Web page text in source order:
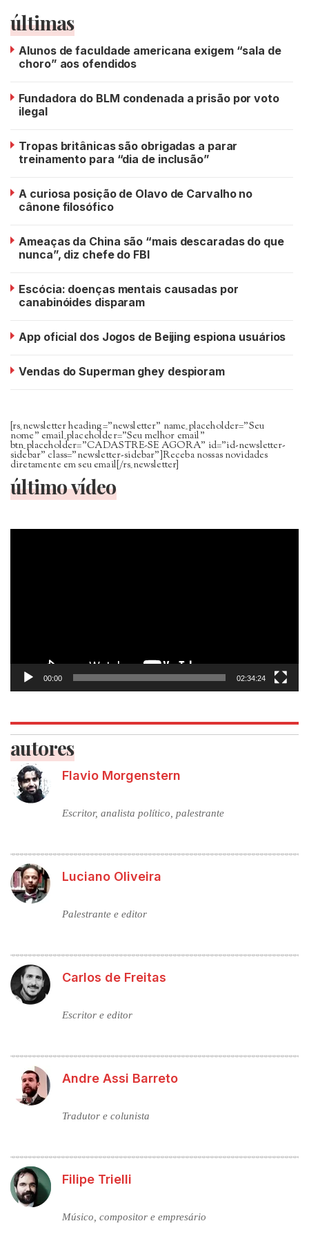
últimas
Alunos de faculdade americana exigem “sala de
choro” aos ofendidos
Fundadora do BLM condenada a prisão por voto
ilegal
Tropas britânicas são obrigadas a parar
treinamento para “dia de inclusão”
A curiosa posição de Olavo de Carvalho no
cânone filosófico
Ameaças da China são “mais descaradas do que
nunca”, diz chefe do FBI
Escócia: doenças mentais causadas por
canabinóides disparam
App oficial dos Jogos de Beijing espiona usuários
Vendas do Superman ghey despioram
[rs_newsletter heading=”newsletter” name_placeholder=”Seu
nome” email_placeholder=”Seu melhor email”
btn_placeholder=”CADASTRE-SE AGORA” id=”id-newsletter-
sidebar” class=”newsletter-sidebar”]Receba nossas novidades
diretamente em seu email[/rs_newsletter]
último vídeo
Tocador
00:00 02:34:24
autores
Flavio Morgenstern
Escritor, analista político, palestrante
Luciano Oliveira
Palestrante e editor
Carlos de Freitas
Escritor e editor
Andre Assi Barreto
Tradutor e colunista
Filipe Trielli
Músico, compositor e empresário